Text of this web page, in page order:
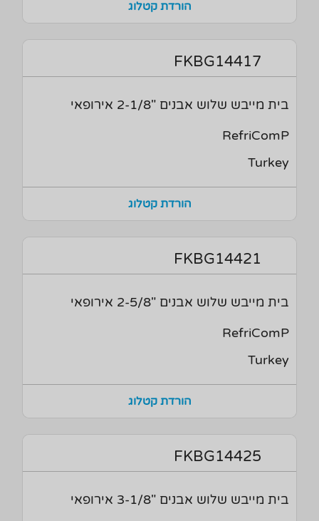
הורדת קטלוג
FKBG14417
בית מייבש שלוש אבנים "2-1/8 אירופאי
RefriComP
Turkey
הורדת קטלוג
FKBG14421
בית מייבש שלוש אבנים "2-5/8 אירופאי
RefriComP
Turkey
הורדת קטלוג
FKBG14425
בית מייבש שלוש אבנים "3-1/8 אירופאי